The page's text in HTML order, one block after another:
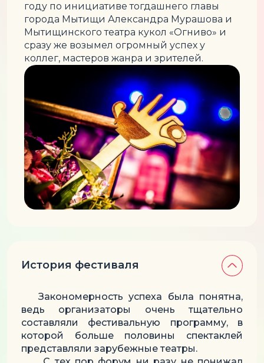
году по инициативе тогдашнего главы
города Мытищи Александра Мурашова и
Мытищинского театра кукол «Огниво» и
сразу же возымел огромный успех у
коллег, мастеров жанра и зрителей.
История фестиваля
Закономерность успеха была понятна,
ведь организаторы очень тщательно
составляли фестивальную программу, в
которой больше половины спектаклей
представляли зарубежные театры.